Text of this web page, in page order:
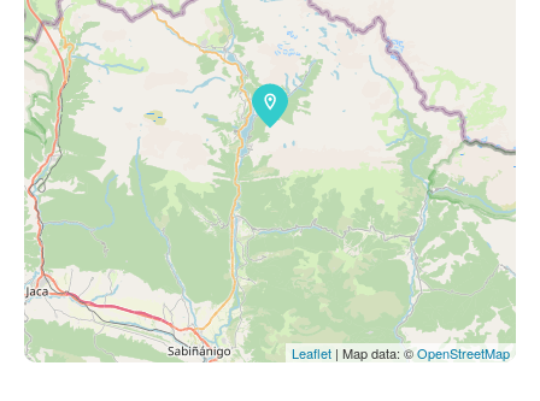
Leaflet | Map data: ©OpenStreetMap